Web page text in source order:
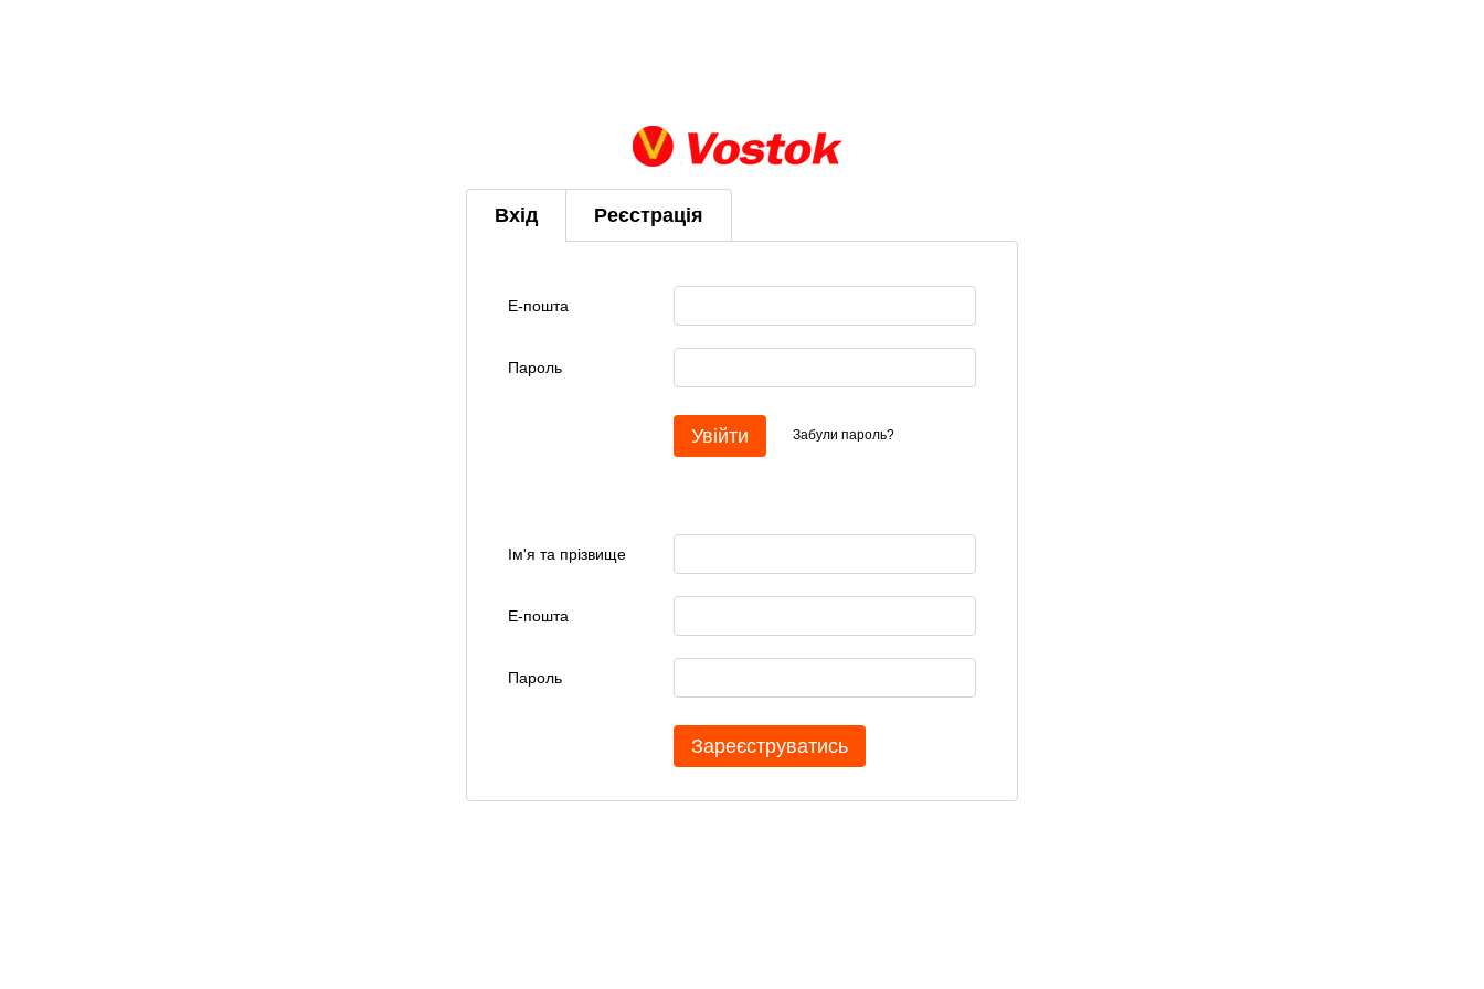
Вхід Реєстрація
Е-пошта
Пароль
Увійти Забули пароль?
Ім'я та прізвище
Е-пошта
Пароль
Зареєструватись